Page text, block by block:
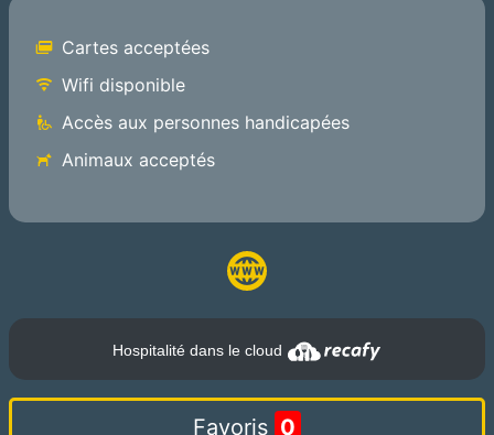
Cartes acceptées
Wifi disponible
Accès aux personnes handicapées
Animaux acceptés
Hospitalité dans le cloud
Favoris 0